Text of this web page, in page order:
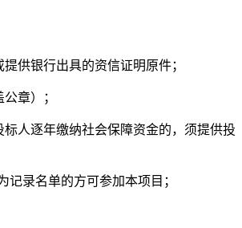
供银行出具的资信证明原件；
章）；
人逐年缴纳社会保障资金的，须提供投
记录名单的方可参加本项目；